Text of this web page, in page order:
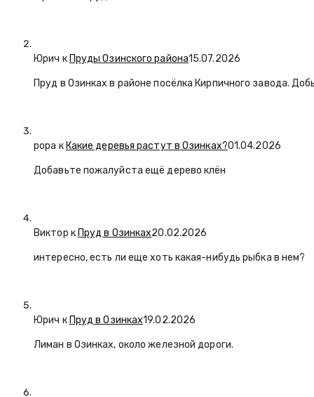
Юрич кПруды Озинского района15.07.2026
Пруд в Озинках в районе посёлка Кирпичного завода.
popa кКакие деревья растут в Озинках?01.04.2026
Добавьте пожалуйста ещё дерево клён
Виктор кПруд в Озинках20.02.2026
интересно, есть ли еще хоть какая-нибудь рыбка в нем?
Юрич кПруд в Озинках19.02.2026
Лиман в Озинках, около железной дороги.